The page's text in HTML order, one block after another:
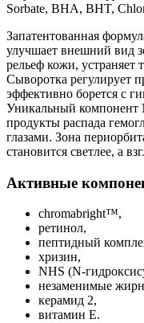
Sorbate, BHA, BHT,
Запатентованная
улучшает внешний вид
рельеф кожи, устраняет
Сыворотка регулирует
эффективно борется с
Уникальный компонент
продукты распада
глазами. Зона
становится светлее, а
Активные
chromabright™,
ретинол,
пептидный
хризин,
NHS (N-
незаменимые
керамид 2,
витамин Е.